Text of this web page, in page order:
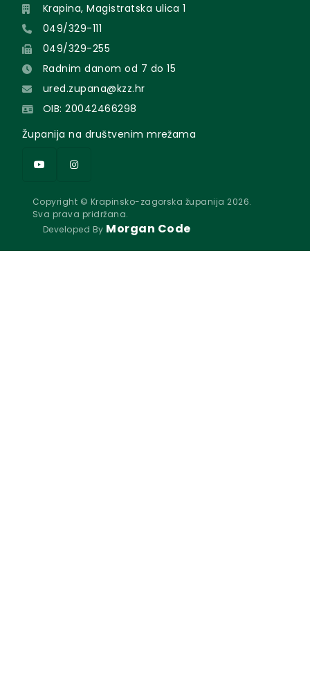
Krapina, Magistratska ulica 1
049/329-111
049/329-255
Radnim danom od 7 do 15
ured.zupana@kzz.hr
OIB: 20042466298
Županija na društvenim mrežama
Copyright © Krapinsko-zagorska županija 2026.
Sva prava pridržana.
Developed By Morgan Code